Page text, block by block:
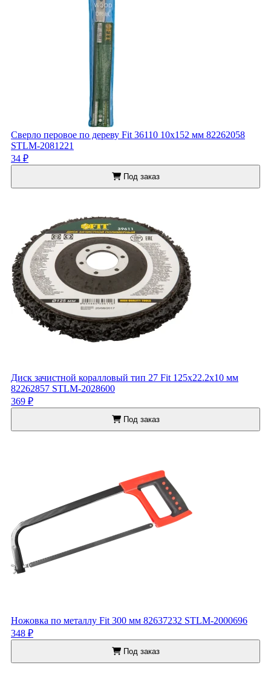
Сверло перовое по дереву Fit 36110 10x152 мм 82262058
STLM-2081221
34 ₽
Под заказ
Диск зачистной коралловый тип 27 Fit 125x22.2x10 мм
82262857 STLM-2028600
369 ₽
Под заказ
Ножовка по металлу Fit 300 мм 82637232 STLM-2000696
348 ₽
Под заказ